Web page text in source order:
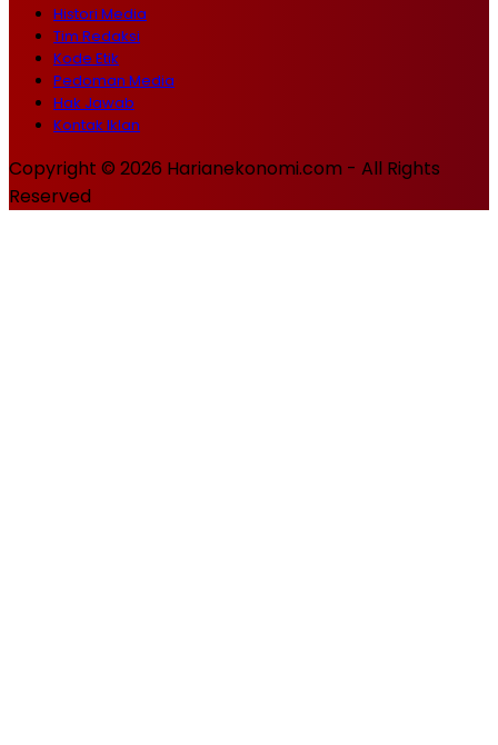
Histori Media
Tim Redaksi
Kode Etik
Pedoman Media
Hak Jawab
Kontak Iklan
Copyright © 2026 Harianekonomi.com - All Rights
Reserved